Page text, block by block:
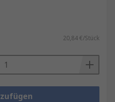
20,84 €/Stück